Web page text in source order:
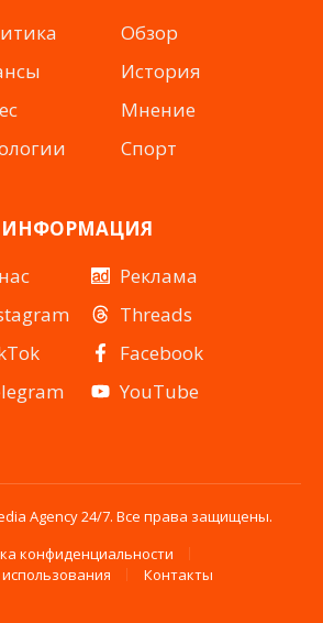
Обзор
История
Мнение
Спорт
ИНФОРМАЦИЯ
Реклама
Threads
Facebook
YouTube
Agency 24/7. Все права защищены.
конфиденциальности
Контакты